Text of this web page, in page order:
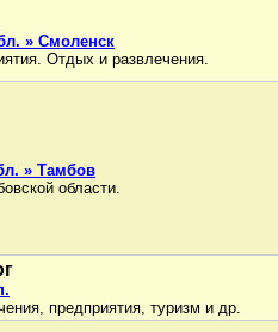
» Смоленск
Отдых и развлечения.
» Тамбов
области.
предприятия, туризм и др.